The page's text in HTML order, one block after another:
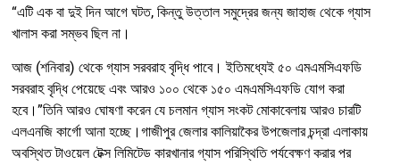
“এটি এক বা দুই দিন আগে ঘটত, কিন্তু উত্তাল সমুদ্রের জন্য জাহাজ থেকে গ্যাস
খালাস করা সম্ভব ছিল না।
আজ (শনিবার) থেকে গ্যাস সরবরাহ বৃদ্ধি পাবে। ইতিমধ্যেই ৫০ এমএমসিএফডি
সরবরাহ বৃদ্ধি পেয়েছে এবং আরও ১০০ থেকে ১৫০ এমএমসিএফডি যোগ করা
হবে।”তিনি আরও ঘোষণা করেন যে চলমান গ্যাস সংকট মোকাবেলায় আরও চারটি
এলএনজি কার্গো আনা হচ্ছে।গাজীপুর জেলার কালিয়াকৈর উপজেলার চন্দ্রা এলাকায়
অবস্থিত টাওয়েল টেক্স লিমিটেড কারখানার গ্যাস পরিস্থিতি পর্যবেক্ষণ করার পর